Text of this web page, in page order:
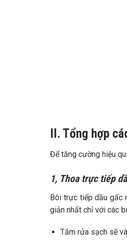
II. Tổng hợp
Để tăng cường hiệu
1, Thoa trực tiếp
Bôi trực tiếp dầu gấc
giản nhất chỉ với các
Tắm rửa sạch sẽ